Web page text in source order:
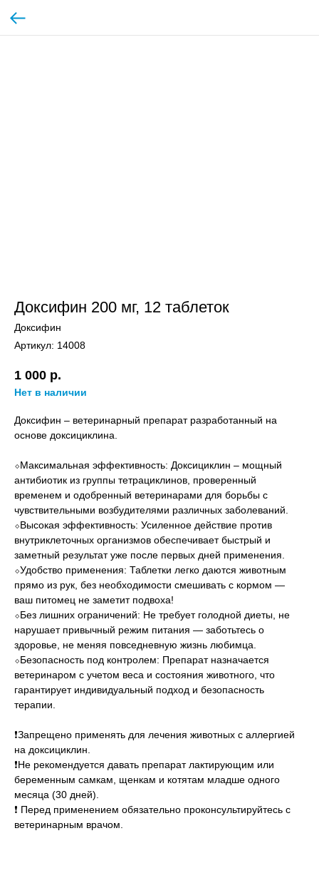
Доксифин 200 мг, 12 таблеток
Доксифин
Артикул: 14008
1 000 р.
Нет в наличии
Доксифин – ветеринарный препарат разработанный на
основе доксициклина.
⬦Максимальная эффективность: Доксициклин – мощный
антибиотик из группы тетрациклинов, проверенный
временем и одобренный ветеринарами для борьбы с
чувствительными возбудителями различных заболеваний.
⬦Высокая эффективность: Усиленное действие против
внутриклеточных организмов обеспечивает быстрый и
заметный результат уже после первых дней применения.
⬦Удобство применения: Таблетки легко даются животным
прямо из рук, без необходимости смешивать с кормом —
ваш питомец не заметит подвоха!
⬦Без лишних ограничений: Не требует голодной диеты, не
нарушает привычный режим питания — заботьтесь о
здоровье, не меняя повседневную жизнь любимца.
⬦Безопасность под контролем: Препарат назначается
ветеринаром с учетом веса и состояния животного, что
гарантирует индивидуальный подход и безопасность
терапии.
❗Запрещено применять для лечения животных с аллергией
на доксициклин.
❗Не рекомендуется давать препарат лактирующим или
беременным самкам, щенкам и котятам младше одного
месяца (30 дней).
❗ Перед применением обязательно проконсультируйтесь с
ветеринарным врачом.